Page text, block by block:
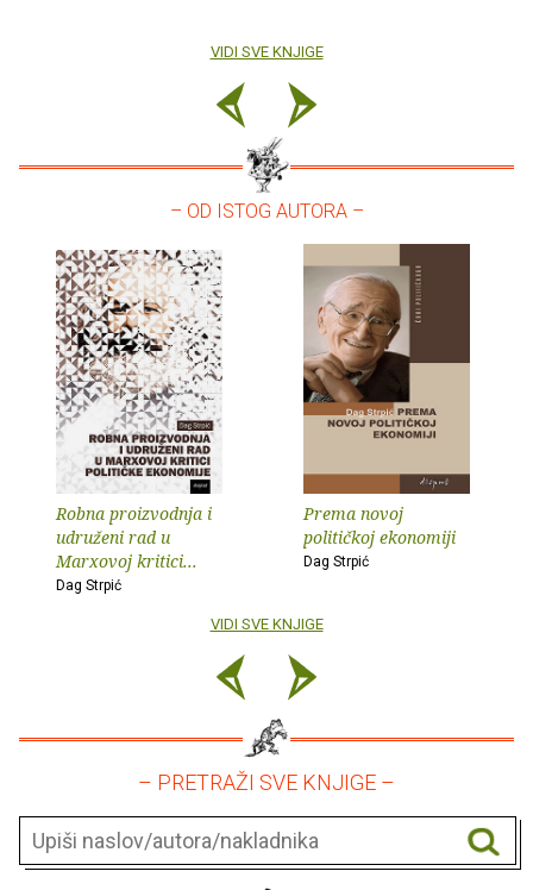
VIDI SVE KNJIGE
– OD ISTOG AUTORA –
Robna proizvodnja i
udruženi rad u
Marxovoj kritici...
Dag Strpić
Prema novoj
političkoj ekonomiji
Dag Strpić
VIDI SVE KNJIGE
– PRETRAŽI SVE KNJIGE –